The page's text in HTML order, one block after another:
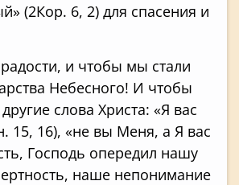
(2Кор. 6, 2) для спасения и
и чтобы мы стали
Небесного! И чтобы
слова Христа: «Я вас
15, 16), «не вы Меня, а Я вас
Господь опередил нашу
наше непонимание